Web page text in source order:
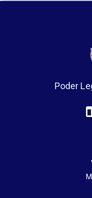
Poder